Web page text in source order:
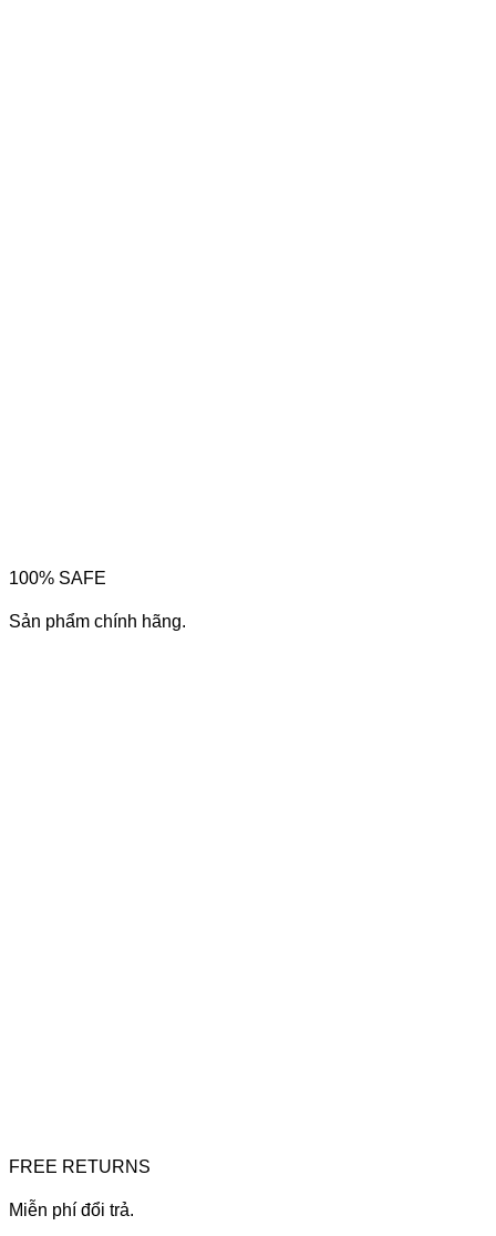
100% SAFE
Sản phẩm chính hãng.
FREE RETURNS
Miễn phí đổi trả.